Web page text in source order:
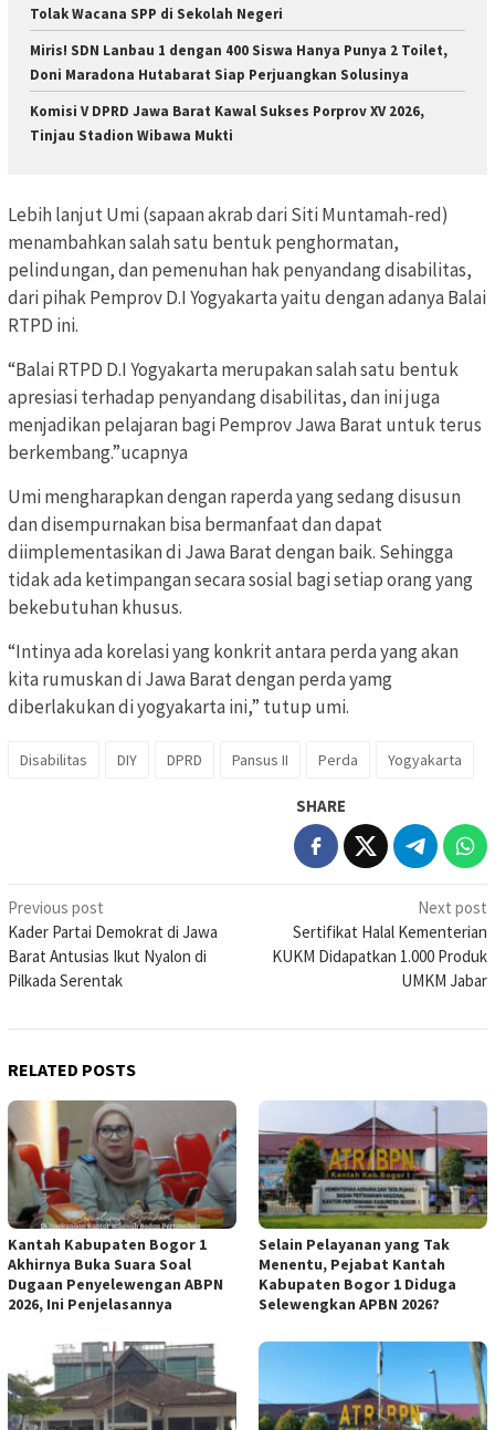
Tolak Wacana SPP di Sekolah Negeri
Miris! SDN Lanbau 1 dengan 400 Siswa Hanya Punya 2 Toilet,
Doni Maradona Hutabarat Siap Perjuangkan Solusinya
Komisi V DPRD Jawa Barat Kawal Sukses Porprov XV 2026,
Tinjau Stadion Wibawa Mukti
Lebih lanjut Umi (sapaan akrab dari Siti Muntamah-red)
menambahkan salah satu bentuk penghormatan,
pelindungan, dan pemenuhan hak penyandang disabilitas,
dari pihak Pemprov D.I Yogyakarta yaitu dengan adanya Balai
RTPD ini.
“Balai RTPD D.I Yogyakarta merupakan salah satu bentuk
apresiasi terhadap penyandang disabilitas, dan ini juga
menjadikan pelajaran bagi Pemprov Jawa Barat untuk terus
berkembang.”ucapnya
Umi mengharapkan dengan raperda yang sedang disusun
dan disempurnakan bisa bermanfaat dan dapat
diimplementasikan di Jawa Barat dengan baik. Sehingga
tidak ada ketimpangan secara sosial bagi setiap orang yang
bekebutuhan khusus.
“Intinya ada korelasi yang konkrit antara perda yang akan
kita rumuskan di Jawa Barat dengan perda yamg
diberlakukan di yogyakarta ini,” tutup umi.
Disabilitas DIY DPRD Pansus II Perda Yogyakarta
SHARE
Post
navigation
Previous post
Kader Partai Demokrat di Jawa
Barat Antusias Ikut Nyalon di
Pilkada Serentak
Next post
Sertifikat Halal Kementerian
KUKM Didapatkan 1.000 Produk
UMKM Jabar
RELATED POSTS
Kantah Kabupaten Bogor 1
Akhirnya Buka Suara Soal
Dugaan Penyelewengan ABPN
2026, Ini Penjelasannya
Selain Pelayanan yang Tak
Menentu, Pejabat Kantah
Kabupaten Bogor 1 Diduga
Selewengkan APBN 2026?